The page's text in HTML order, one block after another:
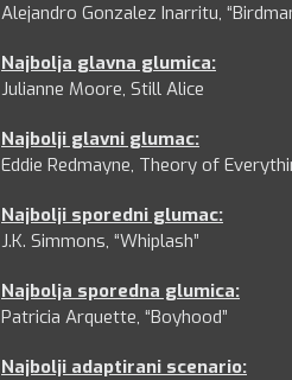
Alejandro Gonzalez Inarritu,
Najbolja glavna glumica:
Julianne Moore, Still Alice
Najbolji glavni glumac:
Eddie Redmayne, Theory of
Najbolji sporedni glumac:
J.K. Simmons, “Whiplash”
Najbolja sporedna glumica:
Patricia Arquette, “Boyhood”
Najbolji adaptirani scenario: